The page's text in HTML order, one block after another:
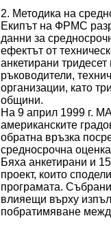
2. Методика на
Екипът на ФРМС
данни за
ефектът от
анкетирани
ръководители,
организации, като
общини.
На 9 април 1999 г.
американските
обратна връзка
средносрочна
Бяха анкетирани и
проект, които
програмата.
влияещи върху
побратимяване